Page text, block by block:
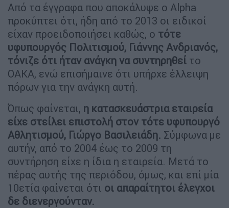
Από τα έγγραφα που αποκάλυψε ο Alpha
προκύπτει ότι, ήδη από το 2013 οι ειδικοί
είχαν προειδοποιήσει καθώς, ο τότε
υφυπουργός Πολιτισμού, Γιάννης Ανδριανός,
τόνιζε ότι ήταν ανάγκη να συντηρηθεί το
ΟΑΚΑ, ενώ επισήμαινε ότι υπήρχε έλλειψη
πόρων για την ανάγκη αυτή.
Όπως φαίνεται, η κατασκευάστρια εταιρεία
είχε στείλει επιστολή στον τότε υφυπουργό
Αθλητισμού, Γιώργο Βασιλειάδη. Σύμφωνα με
αυτήν, από το 2004 έως το 2009 τη
συντήρηση είχε η ίδια η εταιρεία. Μετά το
πέρας αυτής της περιόδου, όμως, και επί μία
10ετία φαίνεται ότι οι απαραίτητοι έλεγχοι
δε διενεργούνταν.